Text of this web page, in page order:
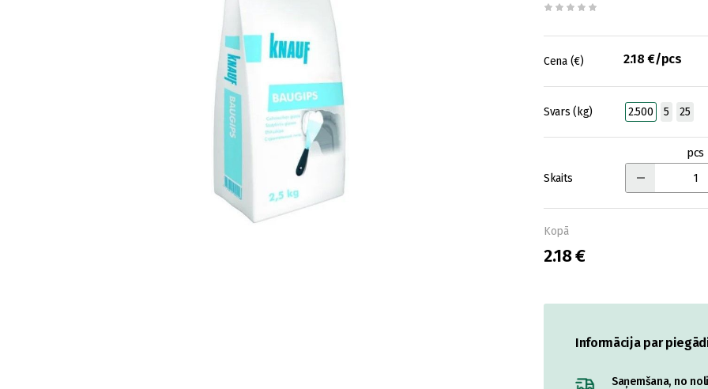
Cena (€) 2.18 €/pcs
Svars (kg) 2.500 5 25
Skaits
pcs
Kopā
2.18 €
Informācija par
Saņemšana, no